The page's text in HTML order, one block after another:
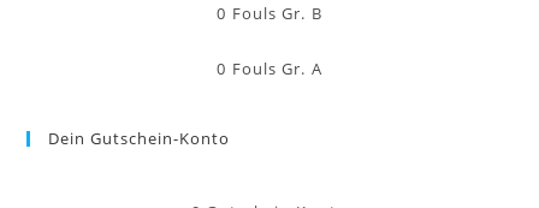
0 Fouls Gr. B
0 Fouls Gr. A
Dein Gutschein-Konto